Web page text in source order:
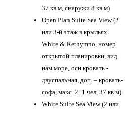
37 кв м, снаружи 8 кв м)
Open Plan Suite Sea View (2
или 3-й этаж в крыльях
White & Rethymno, номер
открытой планировки, вид
нам море, осн кровать -
двуспальная, доп. – кровать-
софа, макс. 2+1 чел, 37 кв м)
White Suite Sea View (2 или